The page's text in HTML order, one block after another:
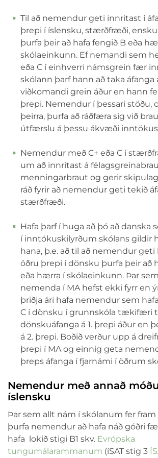
Til að nemendur geti innritast í
þrepi í íslensku, stærðfræði,
þurfa þeir að hafa fengið B eða
skólaeinkunn. Ef nemandi sem
eða C í einhverri námsgrein fær
skólann þarf hann að taka áfanga
viðkomandi grein áður en hann
þrepi. Nemendur í þessari stöðu,
þeirra, þurfa að ráðfæra sig við
útfærslu á þessu ákvæði
Nemendur með C+ eða C í
um að innritast á
menningarbraut og gerir
ráð fyrir að nemendur geti tekið
stærðfræði.
Hafa þarf í huga að þó að danska
í inntökuskilyrðum skólans gildir
hana, þ.e. að til að nemendur geti
öðru þrepi í dönsku þurfa þeir að
eða hærra í skólaeinkunn. Þar
nemenda í MA hefst ekki fyrr en
þriðja ári hafa nemendur sem
C í dönsku í grunnskóla tækifæri
dönskuáfanga á 1. þrepi áður en
á 2. þrepi. Boðið verður upp á
þrepi í MA og einnig geta
þreps áfanga í fjarnámi í öðrum
Nemendur með annað
íslensku
Þar sem allt nám í skólanum fer fram
þurfa nemendur að hafa náð góðri
hafa lokið stigi B1 skv. Evrópska
tungumálarammanum (íSAT stig 3